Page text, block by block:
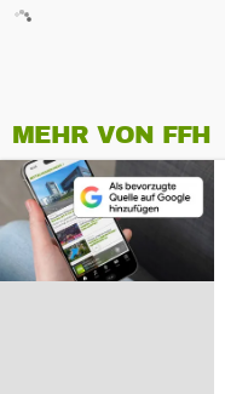
MEHR VON FFH